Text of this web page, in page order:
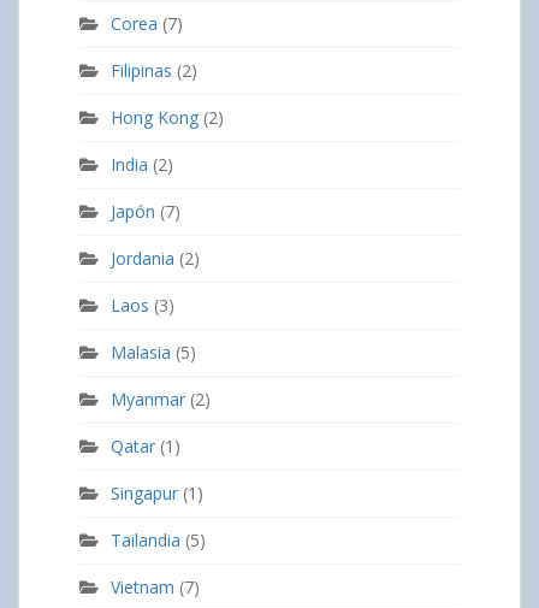
Corea (7)
Filipinas (2)
Hong Kong (2)
India (2)
Japón (7)
Jordania (2)
Laos (3)
Malasia (5)
Myanmar (2)
Qatar (1)
Singapur (1)
Tailandia (5)
Vietnam (7)